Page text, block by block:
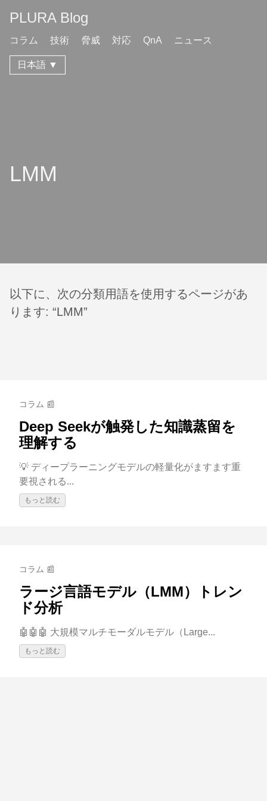
PLURA Blog
コラム 技術 脅威 対応 QnA ニュース
日本語 ▼
LMM
以下に、次の分類用語を使用するページがあ
ります: “LMM”
コラム 📰
Deep Seekが触発した知識蒸留を
理解する
💡 ディープラーニングモデルの軽量化がますます重
要視される...
もっと読む
コラム 📰
ラージ言語モデル（LMM）トレン
ド分析
🤖🤖🤖 大規模マルチモーダルモデル（Large...
もっと読む